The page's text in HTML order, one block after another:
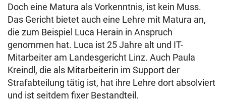
Doch eine Matura als Vorkenntnis, ist kein Muss.
Das Gericht bietet auch eine Lehre mit Matura an,
die zum Beispiel Luca Herain in Anspruch
genommen hat. Luca ist 25 Jahre alt und IT-
Mitarbeiter am Landesgericht Linz. Auch Paula
Kreindl, die als Mitarbeiterin im Support der
Strafabteilung tätig ist, hat ihre Lehre dort absolviert
und ist seitdem fixer Bestandteil.